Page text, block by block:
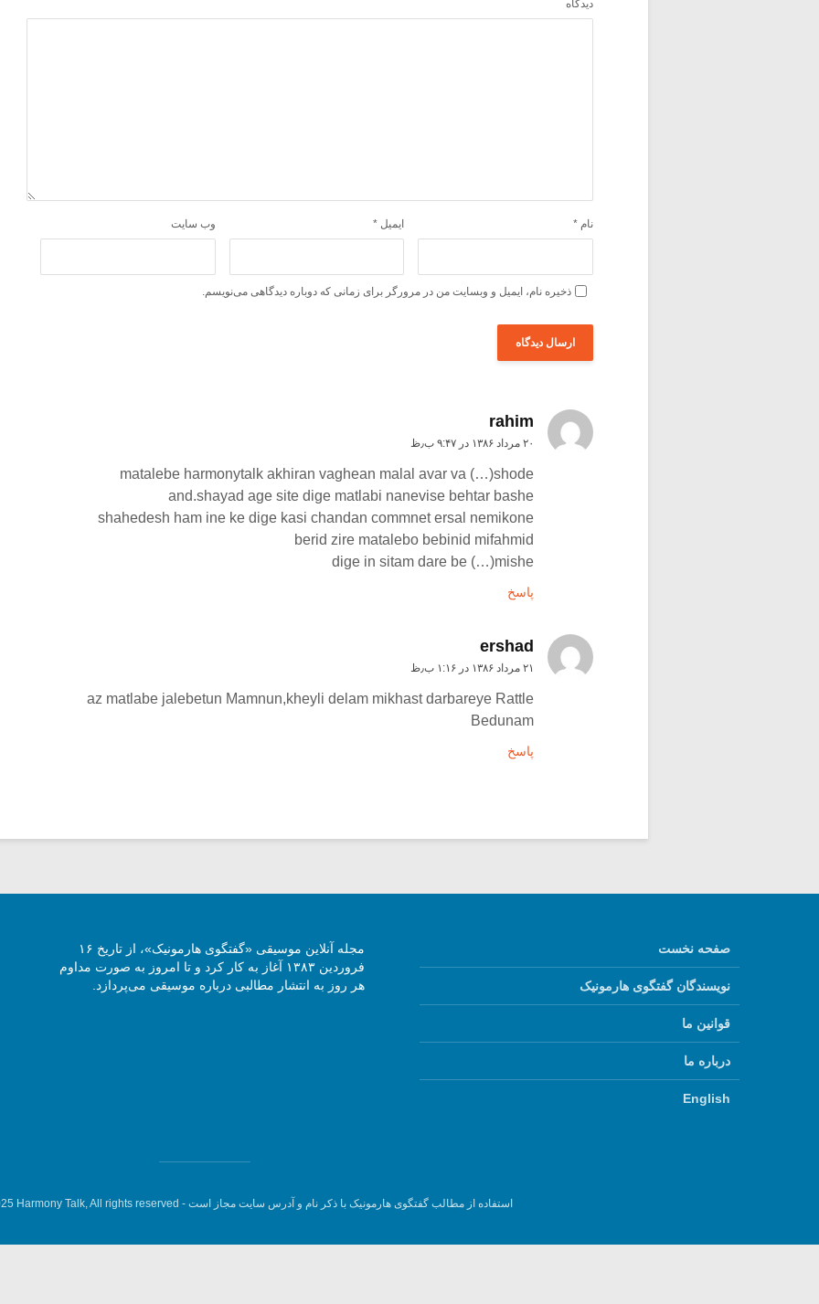
دیدگاه
نام * ایمیل * وب‌ سایت
ذخیره نام، ایمیل و وبسایت من در مرورگر برای زمانی که دوباره دیدگاهی می‌نویسم.
rahim
۲۰ مرداد ۱۳۸۶ در ۹:۴۷ ب٫ظ
matalebe harmonytalk akhiran vaghean malal avar va (…)shode
and.shayad age site dige matlabi nanevise behtar bashe
shahedesh ham ine ke dige kasi chandan commnet ersal nemikone
berid zire matalebo bebinid mifahmid
dige in sitam dare be (…)mishe
پاسخ
ershad
۲۱ مرداد ۱۳۸۶ در ۱:۱۶ ب٫ظ
az matlabe jalebetun Mamnun,kheyli delam mikhast darbareye Rattle
Bedunam
پاسخ
صفحه نخست
نویسندگان گفتگوی هارمونیک
قوانین ما
درباره ما
English
مجله آنلاین موسیقی «گفتگوی هارمونیک»، از تاریخ ۱۶
فروردین ۱۳۸۳ آغاز به کار کرد و تا امروز به صورت مداوم
هر روز به انتشار مطالبی درباره موسیقی می‌پردازد.
استفاده از مطالب گفتگوی هارمونیک با ذکر نام و آدرس سایت مجاز است - Harmony Talk, All rights reserved.